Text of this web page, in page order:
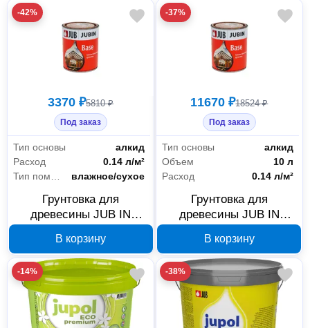
-42%
3370 ₽5810 ₽
Под заказ
Тип основы
алкид
Расход
0.14 л/м²
влажное/сухое
Грунтовка для
древесины JUB IN
В корзину
-37%
11670 ₽18524 ₽
Под заказ
Тип основы
алкид
Объем
10 л
Расход
0.14 л/м²
Грунтовка для
древесины JUB IN
В корзину
-14% -38%